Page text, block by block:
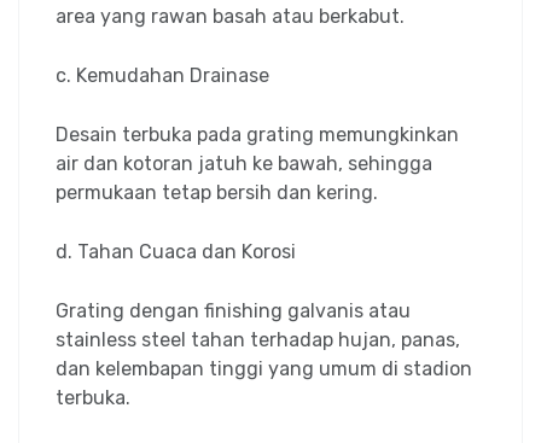
area yang rawan basah atau berkabut.
c. Kemudahan Drainase
Desain terbuka pada grating memungkinkan
air dan kotoran jatuh ke bawah, sehingga
permukaan tetap bersih dan kering.
d. Tahan Cuaca dan Korosi
Grating dengan finishing galvanis atau
stainless steel tahan terhadap hujan, panas,
dan kelembapan tinggi yang umum di stadion
terbuka.